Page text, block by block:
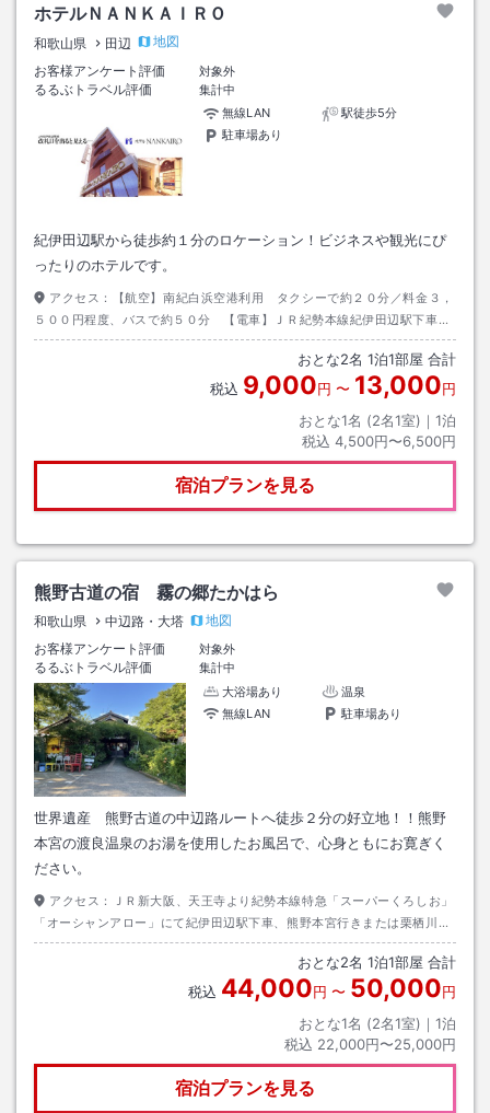
ホテルＮＡＮＫＡＩＲＯ
和歌山県 田辺
地図
お客様アンケート評価
対象外
るるぶトラベル評価
集計中
無線LAN
駅徒歩5分
駐車場あり
紀伊田辺駅から徒歩約１分のロケーション！ビジネスや観光にぴ
ったりのホテルです。
アクセス：
【航空】南紀白浜空港利用 タクシーで約２０分／料金３，
５００円程度、バスで約５０分 【電車】ＪＲ紀勢本線紀伊田辺駅下車
徒歩約１分 【お車】阪和自動車道南紀田辺ＩＣ利用 目標物：紀伊田辺
おとな2名 1泊1部屋 合計
税込 9,000円 〜 13,000円
おとな1名 (2名1室)｜ 1泊
税込 4,500円〜6,500円
宿泊プランを見る
熊野古道の宿 霧の郷たかはら
和歌山県 中辺路・大塔
地図
お客様アンケート評価
対象外
るるぶトラベル評価
集計中
大浴場あり
温泉
無線LAN
駐車場あり
世界遺産 熊野古道の中辺路ルートへ徒歩２分の好立地！！熊野
本宮の渡良温泉のお湯を使用したお風呂で、心身ともにお寛ぎく
ださい。
アクセス：
ＪＲ新大阪、天王寺より紀勢本線特急「スーパーくろしお」
「オーシャンアロー」にて紀伊田辺駅下車、熊野本宮行きまたは栗栖川行
きの龍神バスまたはＪＲバスに乗車し、中辺路に至る。
おとな2名 1泊1部屋 合計
税込 44,000円 〜 50,000円
おとな1名 (2名1室)｜ 1泊
税込 22,000円〜25,000円
宿泊プランを見る